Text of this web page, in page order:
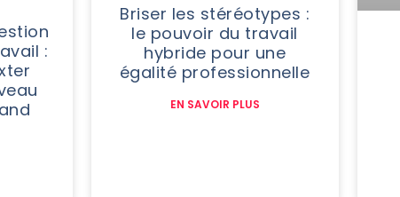
:
Briser les stéréotypes :
le pouvoir du travail
hybride pour une
égalité professionnelle
EN SAVOIR PLUS